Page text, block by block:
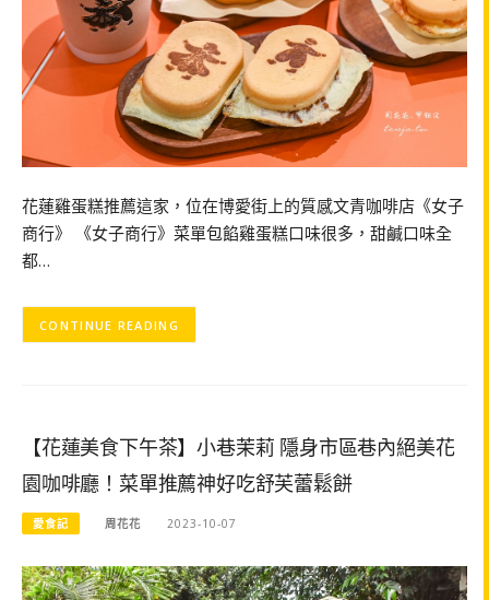
花蓮雞蛋糕推薦這家，位在博愛街上的質感文青咖啡店《女子
商行》 《女子商行》菜單包餡雞蛋糕口味很多，甜鹹口味全
都…
CONTINUE READING
【花蓮美食下午茶】小巷茉莉 隱身市區巷內絕美花
園咖啡廳！菜單推薦神好吃舒芙蕾鬆餅
愛食記 周花花 2023-10-07